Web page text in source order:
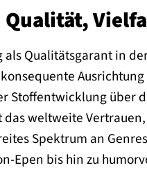
Qualitätsgarant in
Stoffentwicklung über
weltweite
Spektrum an
Epen bis hin zu